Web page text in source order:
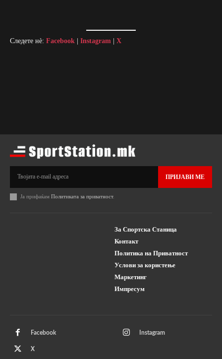
Следете нè: Facebook | Instagram | X
ПРИЈАВИ МЕ
Ја прифаќам Политиката за приватност.
За Спортска Станица
Контакт
Политика на Приватност
Услови за користење
Маркетинг
Импресум
Facebook Instagram
X